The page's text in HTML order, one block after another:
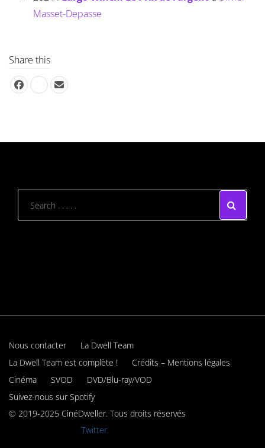
Masset-Depasse
Share this
Nous contacter
La Dwell Team
La Dwell Team est complète !
Crédits – Mentions légales
Cinéma
SVOD
DVD/Blu-ray/VOD
Suivez-nous sur Spotify
© 2019-2025 CinéDweller. Tous droits réservés
Twitter.